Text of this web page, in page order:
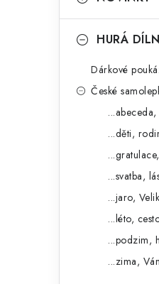
a
HURÁ
Dárkové
České
...děti,
...svatba,
...jaro,
...léto,
...podzim,
...zima,